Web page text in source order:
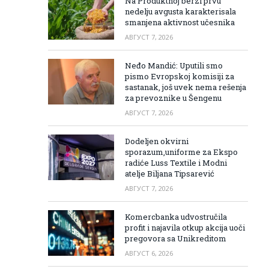
nedelju avgusta karakterisala
smanjena aktivnost učesnika
АВГУСТ 7, 2026
Neđo Mandić: Uputili smo
pismo Evropskoj komisiji za
sastanak, još uvek nema rešenja
za prevoznike u Šengenu
АВГУСТ 7, 2026
Dodeljen okvirni
sporazum,uniforme za Ekspo
radiće Luss Textile i Modni
atelje Biljana Tipsarević
АВГУСТ 7, 2026
Komercbanka udvostručila
profit i najavila otkup akcija uoči
pregovora sa Unikreditom
АВГУСТ 6, 2026